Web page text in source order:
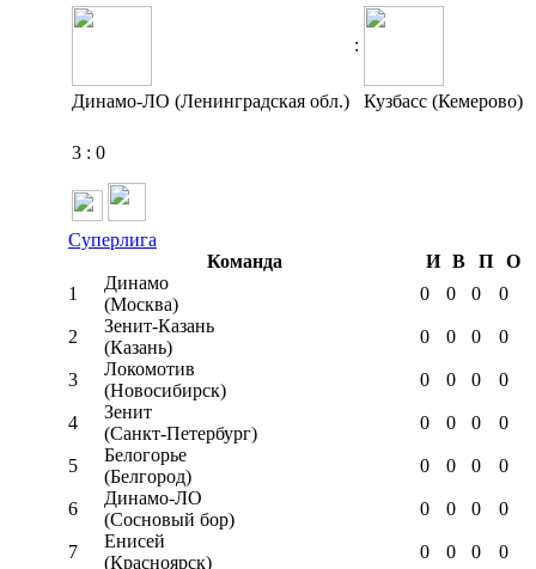
:
Динамо-ЛО (Ленинградская обл.) Кузбасс (Кемерово)
3 : 0
Суперлига
Команда
И В П
О
1
Динамо
(Москва)
0 0 0 0
2
Зенит-Казань
(Казань)
0 0 0 0
3
Локомотив
(Новосибирск)
0 0 0 0
4
Зенит
(Санкт-Петербург)
0 0 0 0
5
Белогорье
(Белгород)
0 0 0 0
6
Динамо-ЛО
(Сосновый бор)
0 0 0 0
7
Енисей
(Красноярск)
0 0 0 0